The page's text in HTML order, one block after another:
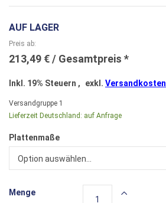
AUF LAGER
Preis ab
213,49 €
Inkl. 19% Steuern , exkl. Versandkosten
Versandgruppe 1
Lieferzeit Deutschland: auf Anfrage
Plattenmaße
Option auswählen...
Menge